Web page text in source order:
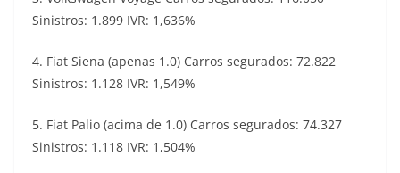
Sinistros: 1.899 IVR: 1,636%
4. Fiat Siena (apenas 1.0) Carros segurados: 72.822
Sinistros: 1.128 IVR: 1,549%
5. Fiat Palio (acima de 1.0) Carros segurados: 74.327
Sinistros: 1.118 IVR: 1,504%